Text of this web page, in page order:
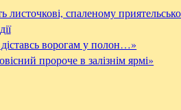
листочкові, спаленому
діставсь ворогам у полон…»
пророче в залізнім ярмі»